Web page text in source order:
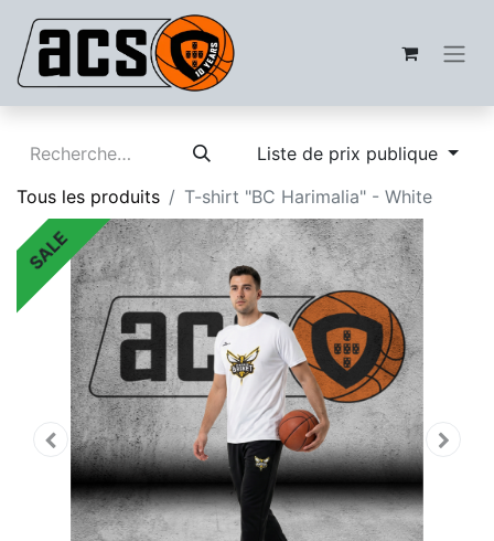
Liste de prix publique
Tous les produits
T-shirt "BC Harimalia" - White
SALE